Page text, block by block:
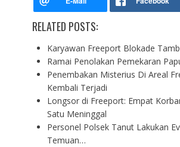
RELATED POSTS:
Karyawan Freeport Blokade
Ramai Penolakan Pemekaran
Penembakan Misterius Di Areal
Kembali Terjadi
Longsor di Freeport: Empat
Satu Meninggal
Personel Polsek Tanut Lakukan
Temuan…